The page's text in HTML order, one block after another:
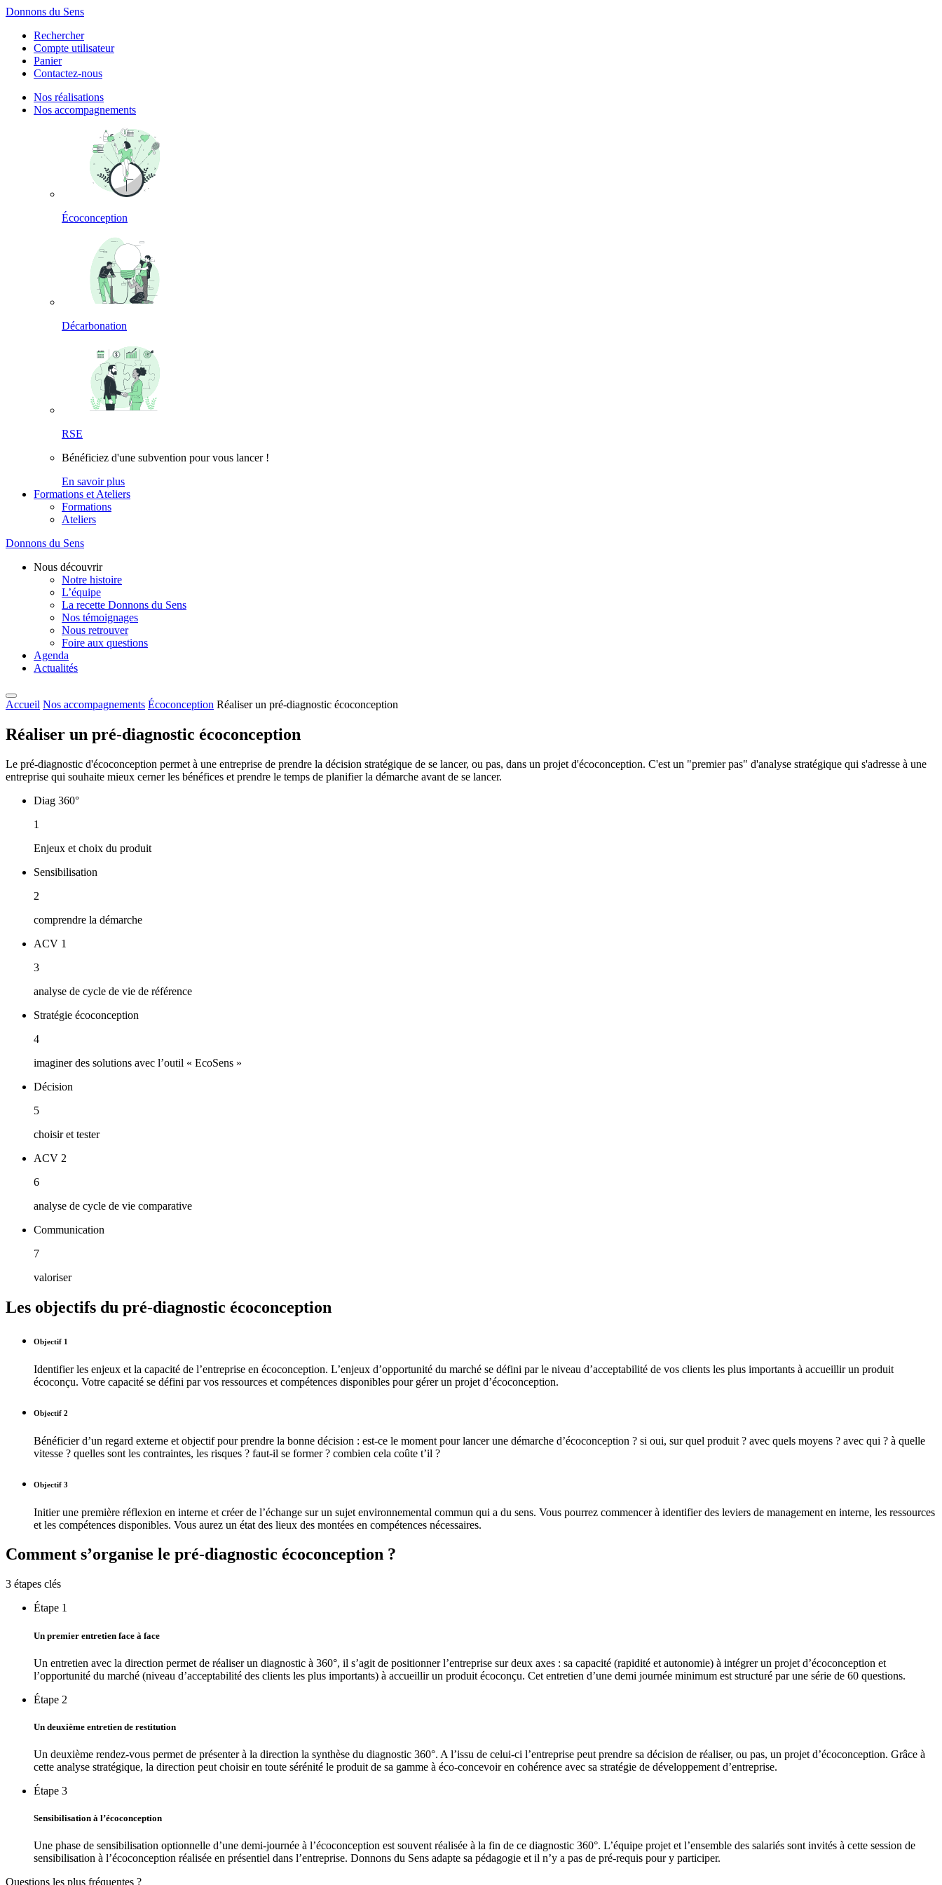
Panneau de gestion des cookies
Donnons du Sens
Rechercher
Compte utilisateur
Panier
Contactez-nous
Nos réalisations
Nos accompagnements
Écoconception
Décarbonation
RSE
Bénéficiez d'une subvention pour vous lancer !
En savoir plus
Formations et Ateliers
Formations
Ateliers
Donnons du Sens
Nous découvrir
Notre histoire
L’équipe
La recette Donnons du Sens
Nos témoignages
Nous retrouver
Foire aux questions
Agenda
Actualités
Accueil Nos accompagnements Écoconception Réaliser un pré-diagnostic écoconception
Réaliser un pré-diagnostic écoconception
Le pré-diagnostic d'écoconception permet à une entreprise de prendre la décision stratégique de se lancer, ou pas, dans un projet d'écoconception. C'est un "premier pas" d'analyse stratégique qui s'adresse à une
entreprise qui souhaite mieux cerner les bénéfices et prendre le temps de planifier la démarche avant de se lancer.
Diag 360°
1
Enjeux et choix du produit
Sensibilisation
2
comprendre la démarche
ACV 1
3
analyse de cycle de vie de référence
Stratégie écoconception
4
imaginer des solutions avec l’outil « EcoSens »
Décision
5
choisir et tester
ACV 2
6
analyse de cycle de vie comparative
Communication
7
valoriser
Les objectifs du pré-diagnostic écoconception
Objectif 1
Identifier les enjeux et la capacité de l’entreprise en écoconception. L’enjeux d’opportunité du marché se défini par le niveau d’acceptabilité de vos clients les plus importants à accueillir un produit
écoconçu. Votre capacité se défini par vos ressources et compétences disponibles pour gérer un projet d’écoconception.
Objectif 2
Bénéficier d’un regard externe et objectif pour prendre la bonne décision : est-ce le moment pour lancer une démarche d’écoconception ? si oui, sur quel produit ? avec quels moyens ? avec qui ? à quelle
vitesse ? quelles sont les contraintes, les risques ? faut-il se former ? combien cela coûte t’il ?
Objectif 3
Initier une première réflexion en interne et créer de l’échange sur un sujet environnemental commun qui a du sens. Vous pourrez commencer à identifier des leviers de management en interne, les ressources
et les compétences disponibles. Vous aurez un état des lieux des montées en compétences nécessaires.
Comment s’organise le pré-diagnostic écoconception ?
3 étapes clés
Étape 1
Un premier entretien face à face
Un entretien avec la direction permet de réaliser un diagnostic à 360°, il s’agit de positionner l’entreprise sur deux axes : sa capacité (rapidité et autonomie) à intégrer un projet d’écoconception et
l’opportunité du marché (niveau d’acceptabilité des clients les plus importants) à accueillir un produit écoconçu. Cet entretien d’une demi journée minimum est structuré par une série de 60 questions.
Étape 2
Un deuxième entretien de restitution
Un deuxième rendez-vous permet de présenter à la direction la synthèse du diagnostic 360°. A l’issu de celui-ci l’entreprise peut prendre sa décision de réaliser, ou pas, un projet d’écoconception. Grâce à
cette analyse stratégique, la direction peut choisir en toute sérénité le produit de sa gamme à éco-concevoir en cohérence avec sa stratégie de développement d’entreprise.
Étape 3
Sensibilisation à l’écoconception
Une phase de sensibilisation optionnelle d’une demi-journée à l’écoconception est souvent réalisée à la fin de ce diagnostic 360°. L’équipe projet et l’ensemble des salariés sont invités à cette session de
sensibilisation à l’écoconception réalisée en présentiel dans l’entreprise. Donnons du Sens adapte sa pédagogie et il n’y a pas de pré-requis pour y participer.
Questions les plus fréquentes ?